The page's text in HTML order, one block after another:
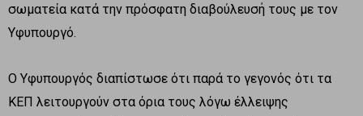
σωματεία κατά την πρόσφατη διαβούλευσή τους με τον
Υφυπουργό.
Ο Υφυπουργός διαπίστωσε ότι παρά το γεγονός ότι τα
ΚΕΠ λειτουργούν στα όρια τους λόγω έλλειψης